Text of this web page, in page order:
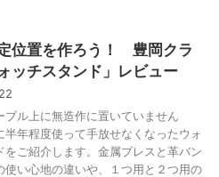
位置を作ろう！ 豊岡クラ
ッチスタンド」レビュー
ブル上に無造作に置いていません
年程度使って手放せなくなったウォ
をご紹介します。金属ブレスと革バン
使い心地の違いや、１つ用と２つ用の